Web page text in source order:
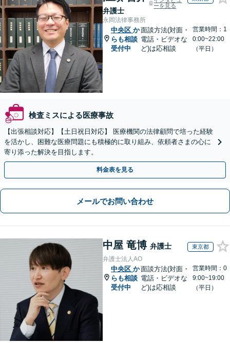
弁護士
ーを見る
永岡法律事務所
中央区 か
らも相談
受付中
面談方法(対面・
電話・ビデオな
ど)は応相談
営業時間：1
0:00~22:00
（平日）
検査ミスによる医療事故
【出張相談対応】【土日祝日対応】 医療機関の法律顧問で培った経験
を活かし、困難な医療問題にも積極的に取り組み、依頼者さまの心に
寄り添った解決を目指します。
料金表を見る
メールでお問い合わせ
中屋 竜博 弁護士 東京都
弁護士法人AO
中央区 か
らも相談
受付中
面談方法(対面・
電話・ビデオな
ど)は応相談
営業時間：0
9:00~19:00
（平日）